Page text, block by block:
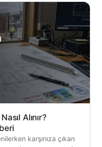
Alınır?
karşınıza çıkan